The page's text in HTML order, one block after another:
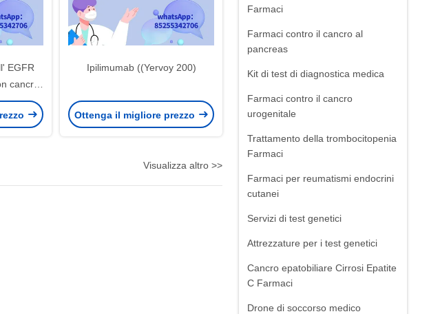
Farmaci
Farmaci contro il cancro al
pancreas
Kit di test di diagnostica medica
Farmaci contro il cancro
urogenitale
Trattamento della trombocitopenia
Farmaci
Farmaci per reumatismi endocrini
cutanei
Servizi di test genetici
Attrezzature per i test genetici
Cancro epatobiliare Cirrosi Epatite
C Farmaci
Drone di soccorso medico
EGFR
cancro
piccole
Ipilimumab ((Yervoy 200)
Ottenga il migliore prezzo
Visualizza altro >>